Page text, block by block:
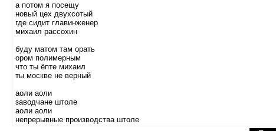
а потом я посещу
новый цех двухсотый
где сидит главинженер
михаил рассохин
буду матом там орать
ором полимерным
что ты ёпте михаил
ты москве не верный
аоли аоли
заводчане штоле
аоли аоли
непрерывные производства штоле